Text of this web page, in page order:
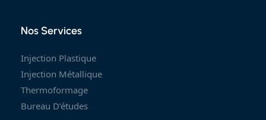
Nos Services
Injection Plastique
Injection Métallique
Thermoformage
Bureau D’études